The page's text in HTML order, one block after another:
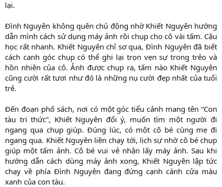
lại.
Đình Nguyên không quên chủ động nhờ Khiết Nguyên hướng
dẫn mình cách sử dụng máy ảnh rồi chụp cho cô vài tấm. Cậu
học rất nhanh. Khiết Nguyên chỉ sơ qua, Đình Nguyên đã biết
cách canh góc chụp có thể ghi lại trọn vẹn sự trong trẻo và
hồn nhiên của cô. Ảnh được chụp ra, tấm nào Khiết Nguyên
cũng cười rất tươi như đó là những nụ cười đẹp nhất của tuổi
trẻ.
Đến đoạn phố sách, nơi có một góc tiểu cảnh mang tên “Con
tàu tri thức”, Khiết Nguyên đổi ý, muốn tìm một người đi
ngang qua chụp giúp. Đúng lúc, có một cô bé cùng mẹ đi
ngang qua. Khiết Nguyên liền chạy tới, lịch sự nhờ cô bé chụp
giúp một tấm ảnh. Cô bé vui vẻ nhận lấy máy ảnh. Sau khi
hướng dẫn cách dùng máy ảnh xong, Khiết Nguyên lập tức
chạy về phía Đình Nguyên đang đứng cạnh cánh cửa màu
xanh của con tàu.